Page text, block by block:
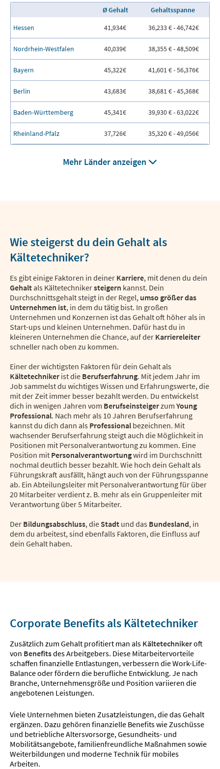
Ø Gehalt
Gehaltsspanne
Hessen
41,934€ 36,233 € - 46,742€
Nordrhein-Westfalen 40,039€ 38,355 € - 48,509€
Bayern 45,322€ 41,601 € - 56,376€
Berlin 43,683€ 38,681 € - 45,368€
Baden-Württemberg 45,341€ 39,930 € - 63,022€
Rheinland-Pfalz 37,726€ 35,320 € - 49,056€
Mehr Länder anzeigen
Wie steigerst du dein Gehalt als
Kältetechniker?
Es gibt einige Faktoren in deiner Karriere, mit denen du dein
Gehaltals Kältetechnikersteigern kannst. Dein
Durchschnittsgehalt steigt in der Regel, umso größer das
Unternehmen ist, in dem du tätig bist. In großen
Unternehmen und Konzernen ist das Gehalt oft höher als in
Start-ups und kleinen Unternehmen. Dafür hast du in
kleineren Unternehmen die Chance, auf der Karriereleiter
schneller nach oben zu kommen.
Einer der wichtigsten Faktoren für dein Gehalt als
Kältetechniker ist die Berufserfahrung. Mit jedem Jahr im
Job sammelst du wichtiges Wissen und Erfahrungswerte, die
mit der Zeit immer besser bezahlt werden. Du entwickelst
dich in wenigen Jahren vom Berufseinsteigerzum Young
Professional. Nach mehr als 10 Jahren Berufserfahrung
kannst du dich dann als Professional bezeichnen. Mit
wachsender Berufserfahrung steigt auch die Möglichkeit in
Positionen mit Personalverantwortung zu kommen. Eine
Position mit Personalverantwortungwird im Durchschnitt
nochmal deutlich besser bezahlt. Wie hoch dein Gehalt als
Führungskraft ausfällt, hängt auch von der Führungsspanne
ab. Ein Abteilungsleiter mit Personalverantwortung für über
20 Mitarbeiter verdient z. B. mehr als ein Gruppenleiter mit
Verantwortung über 5 Mitarbeiter.
Der Bildungsabschluss, die Stadt und das Bundesland, in
dem du arbeitest, sind ebenfalls Faktoren, die Einfluss auf
dein Gehalt haben.
Corporate Benefits als Kältetechniker
Zusätzlich zum Gehalt profitiert man als Kältetechnikeroft
von Benefitsdes Arbeitgebers. Diese Mitarbeitervorteile
schaffen finanzielle Entlastungen, verbessern die Work-Life-
Balance oder fördern die berufliche Entwicklung. Je nach
Branche, Unternehmensgröße und Position variieren die
angebotenen Leistungen.
Viele Unternehmen bieten Zusatzleistungen, die das Gehalt
ergänzen. Dazu gehören finanzielle Benefits wie Zuschüsse
und betriebliche Altersvorsorge, Gesundheits- und
Mobilitätsangebote, familienfreundliche Maßnahmen sowie
Weiterbildungen und moderne Technik für mobiles
Arbeiten.